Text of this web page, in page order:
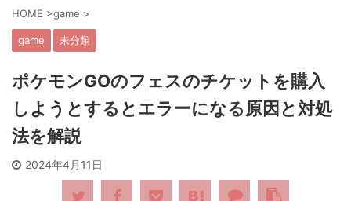
HOME >game >
game 未分類
ポケモンGOのフェスのチケットを購入
しようとするとエラーになる原因と対処
法を解説
2024年4月11日